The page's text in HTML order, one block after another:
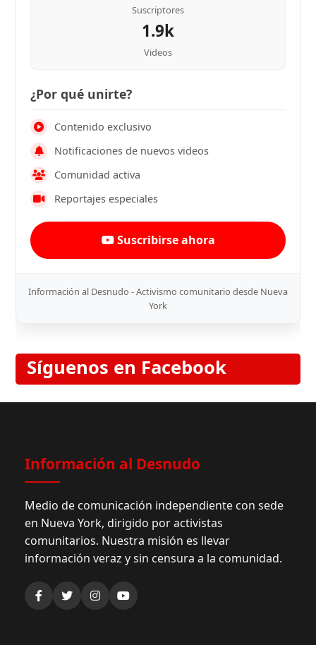
Suscriptores
1.9k
Videos
¿Por qué unirte?
Contenido exclusivo
Notificaciones de nuevos videos
Comunidad activa
Reportajes especiales
Suscribirse ahora
Información al Desnudo - Activismo comunitario desde Nueva
York
Síguenos en Facebook
Información al Desnudo
Medio de comunicación independiente con sede
en Nueva York, dirigido por activistas
comunitarios. Nuestra misión es llevar
información veraz y sin censura a la comunidad.